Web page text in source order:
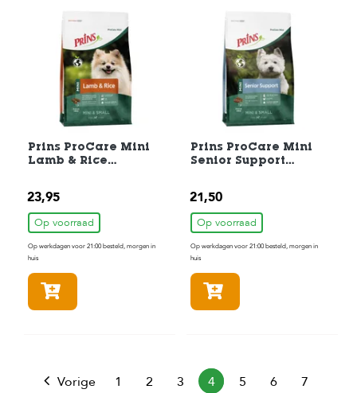
Prins ProCare Mini
Lamb & Rice
23,95
Op voorraad
Op werkdagen voor 21:00 besteld, morgen in
huis
Prins ProCare Mini
Senior Support
21,50
Op voorraad
Op werkdagen voor 21:00 besteld, morgen in
huis
Vorige 1 2 3 4 5 6
7